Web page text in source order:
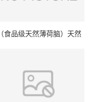
（食品级天然薄荷脑）天然